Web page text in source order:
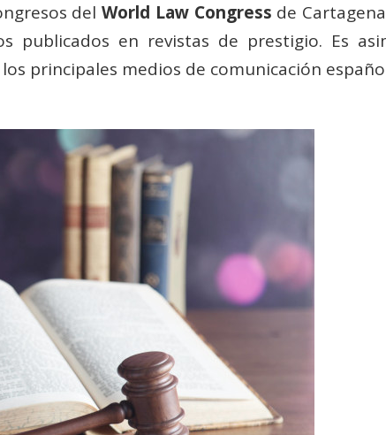
delWorld Law Congress de
en revistas de prestigio. Es
principales medios de comunicación